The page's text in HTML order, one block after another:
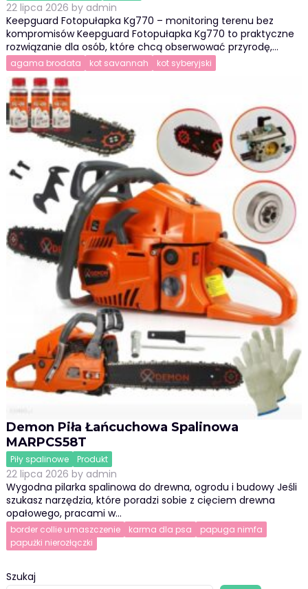
22 lipca 2026 by admin
Keepguard Fotopułapka Kg770 – monitoring terenu bez
kompromisów Keepguard Fotopułapka Kg770 to praktyczne
rozwiązanie dla osób, które chcą obserwować przyrodę,…
agama brodata kot savannah kot syberyjski
Demon Piła Łańcuchowa Spalinowa
MARPCS58T
Piły spalinowe Produkt
22 lipca 2026 by admin
Wygodna pilarka spalinowa do drewna, ogrodu i budowy Jeśli
szukasz narzędzia, które poradzi sobie z cięciem drewna
opałowego, pracami w…
border collie umaszczenie karma dla psa
papuga nimfa
papużki nierozłączki
Szukaj